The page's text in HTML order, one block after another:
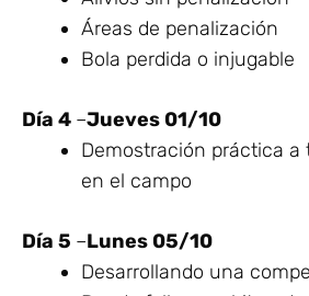
Áreas de penalización
Bola perdida o injugable
Día 4 –Jueves 01/10
Demostración práctica a
en el campo
Día 5 –Lunes 05/10
Desarrollando una